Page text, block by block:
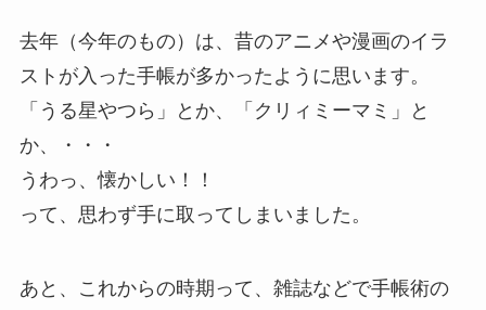
去年（今年のもの）は、昔のアニメや漫画のイラ
ストが入った手帳が多かったように思います。
「うる星やつら」とか、「クリィミーマミ」と
か、・・・
うわっ、懐かしい！！
って、思わず手に取ってしまいました。
あと、これからの時期って、雑誌などで手帳術の